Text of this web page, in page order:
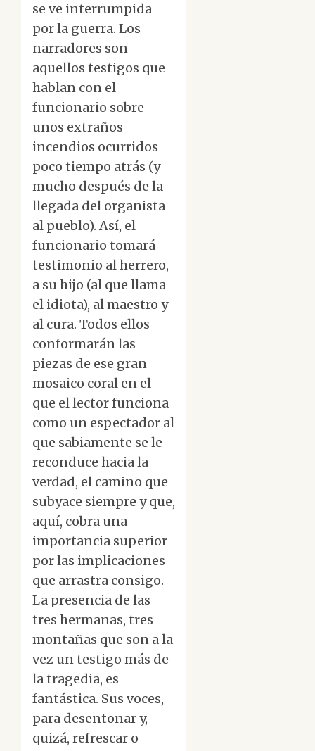
se ve interrumpida
por la guerra. Los
narradores son
aquellos testigos que
hablan con el
funcionario sobre
unos extraños
incendios ocurridos
poco tiempo atrás (y
mucho después de la
llegada del organista
al pueblo). Así, el
funcionario tomará
testimonio al herrero,
a su hijo (al que llama
el idiota), al maestro y
al cura. Todos ellos
conformarán las
piezas de ese gran
mosaico coral en el
que el lector funciona
como un espectador al
que sabiamente se le
reconduce hacia la
verdad, el camino que
subyace siempre y que,
aquí, cobra una
importancia superior
por las implicaciones
que arrastra consigo.
La presencia de las
tres hermanas, tres
montañas que son a la
vez un testigo más de
la tragedia, es
fantástica. Sus voces,
para desentonar y,
quizá, refrescar o